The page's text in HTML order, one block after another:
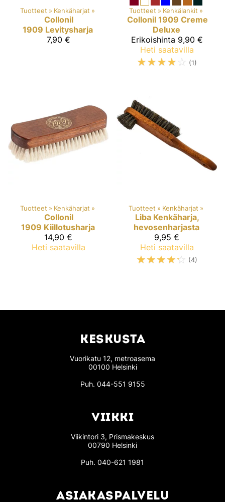
Tuotteet ‪» Kenkäharjat ‪»
Collonil
1909 Levitysharja
7,90 €
Tuotteet ‪» Kenkälankit ‪»
Collonil 1909 Creme
Deluxe
Erikoishinta 9,90 €
Heti saatavilla
☆☆☆☆☆ (1)
Tuotteet ‪» Kenkäharjat ‪»
Collonil
1909 Kiillotusharja
14,90 €
Heti saatavilla
Tuotteet ‪» Kenkäharjat ‪»
Liba Kenkäharja,
hevosenharjasta
9,95 €
Heti saatavilla
☆☆☆☆☆ (4)
KESKUSTA
Vuorikatu 12, metroasema
00100 Helsinki
Puh. 044-551 9155
VIIKKI
Viikintori 3, Prismakeskus
00790 Helsinki
Puh. 040-621 1981
ASIAKASPALVELU